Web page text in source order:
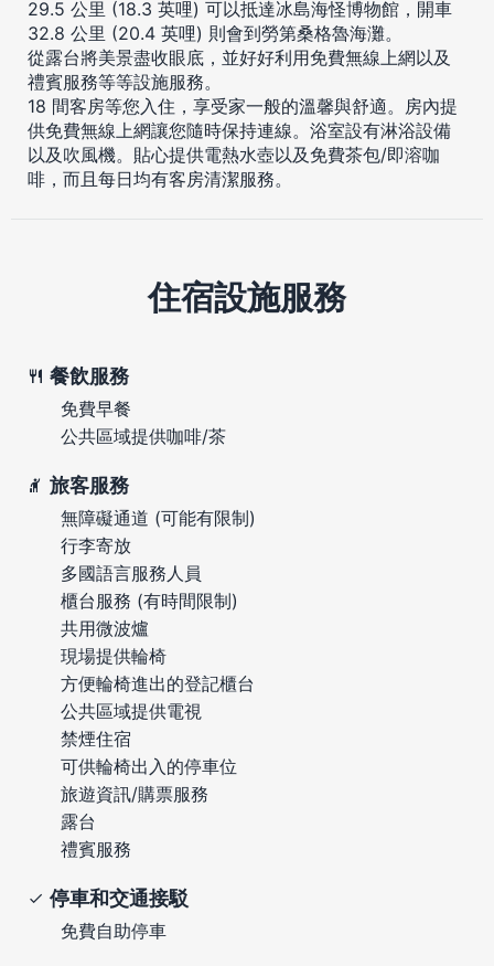
29.5 公里 (18.3 英哩) 可以抵達冰島海怪博物館，開車
32.8 公里 (20.4 英哩) 則會到勞第桑格魯海灘。
從露台將美景盡收眼底，並好好利用免費無線上網以及
禮賓服務等等設施服務。
18 間客房等您入住，享受家一般的溫馨與舒適。房內提
供免費無線上網讓您隨時保持連線。浴室設有淋浴設備
以及吹風機。貼心提供電熱水壺以及免費茶包/即溶咖
啡，而且每日均有客房清潔服務。
住宿設施服務
餐飲服務
免費早餐
公共區域提供咖啡/茶
旅客服務
無障礙通道 (可能有限制)
行李寄放
多國語言服務人員
櫃台服務 (有時間限制)
共用微波爐
現場提供輪椅
方便輪椅進出的登記櫃台
公共區域提供電視
禁煙住宿
可供輪椅出入的停車位
旅遊資訊/購票服務
露台
禮賓服務
停車和交通接駁
免費自助停車